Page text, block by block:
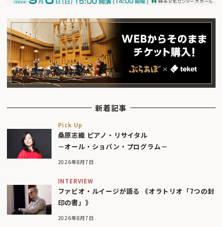
新着記事
Pick Up
桑原志織 ピアノ・リサイタル
－オール・ショパン・プログラム－
2026年8月7日
INTERVIEW
ファビオ・ルイージが語る 《オラトリオ「7つの封
印の書」》
2026年8月7日